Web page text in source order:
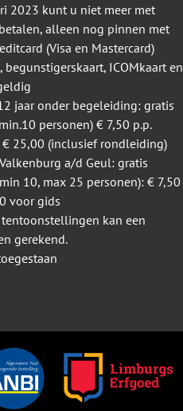
2023 kunt u niet meer met
alleen nog pinnen met
(Visa en Mastercard)
begunstigerskaart, ICOMkaart en
jaar onder begeleiding: gratis
personen) € 7,50 p.p.
25,00 (inclusief rondleiding)
a/d Geul: gratis
10, max 25 personen): € 7,50
voor gids
kan een
gerekend.